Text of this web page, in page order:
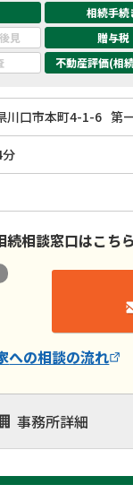
相続手続
見 贈与税
不動産評価(相
川口市本町4-1-6 第
続相談窓口はこちら
への相談の流れ
事務所詳細